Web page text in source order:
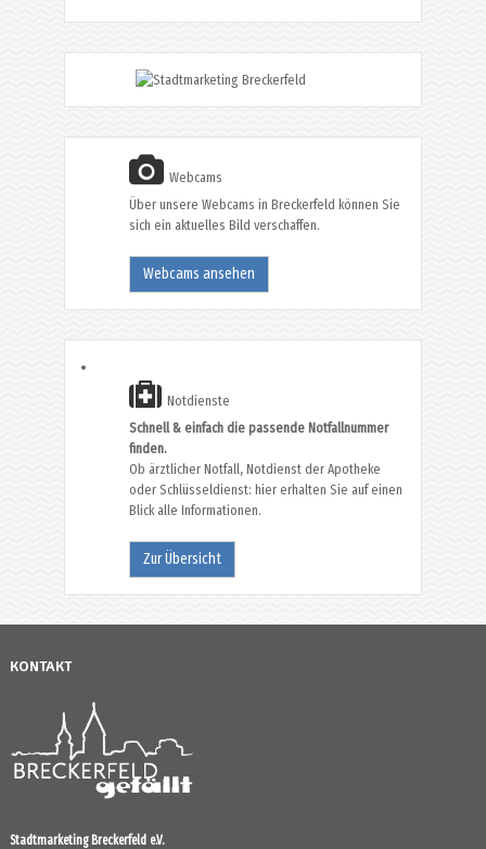
Webcams
Über unsere Webcams in Breckerfeld können Sie
sich ein aktuelles Bild verschaffen.
Webcams ansehen
Notdienste
Schnell & einfach die passende Notfallnummer
finden.
Ob ärztlicher Notfall, Notdienst der Apotheke
oder Schlüsseldienst: hier erhalten Sie auf einen
Blick alle Informationen.
Zur Übersicht
KONTAKT
Stadtmarketing Breckerfeld e.V.